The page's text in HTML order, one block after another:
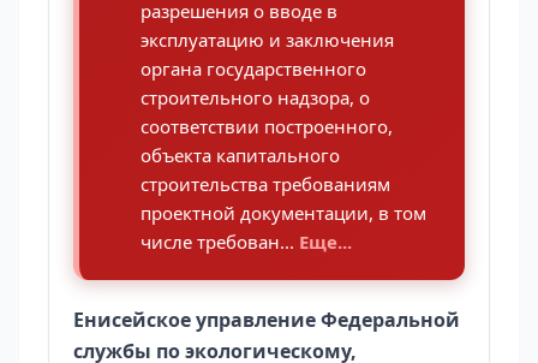
разрешения о вводе в
эксплуатацию и заключения
органа государственного
строительного надзора, о
соответствии построенного,
объекта капитального
строительства требованиям
проектной документации, в том
числе требован... Еще...
Енисейское управление Федеральной
службы по экологическому,